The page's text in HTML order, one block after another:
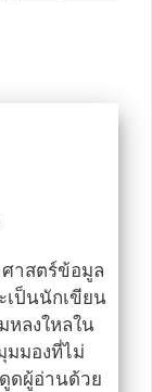
าสตร์ข้อมูล
เป็นนักเขียน
หลงใหลใน
มมองที่ไม่
ดผู้อ่านด้วย